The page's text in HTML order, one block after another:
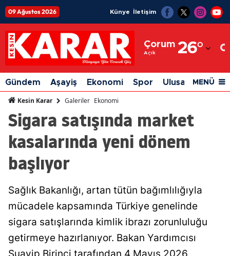
09 Ağustos 2026 Künye İletişim
Çorum
Açık 26°
Adıyaman
Afyonkarahisar
Ağrı
Amasya
Ankara
Aydın
Balıkesir
Bilecik
Gündem Aşayiş Ekonomi Spor Ulusal Siyaset
MENÜ
Kesin Karar Galeriler Ekonomi
Sigara satışında market
kasalarında yeni dönem
başlıyor
Sağlık Bakanlığı, artan tütün bağımlılığıyla
mücadele kapsamında Türkiye genelinde
sigara satışlarında kimlik ibrazı zorunluluğu
getirmeye hazırlanıyor. Bakan Yardımcısı